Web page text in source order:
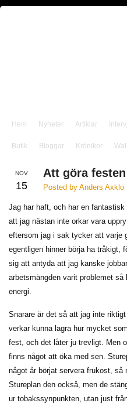
Hem Nyheter Artiklar
Butik Bloggar Krönikor
NOV
15
Att göra
Posted by Anders Axklo
Jag har haft, och har en
att jag nästan inte orkar vara
eftersom jag i sak tycker att varje
egentligen hinner börja ha tråkigt,
sig att antyda att jag kanske
arbetsmängden varit problemet
energi.
Snarare är det så att jag inte
verkar kunna lagra hur mycket
fest, och det låter ju trevligt. Men
finns något att öka med sen.
något år börjat servera frukost, så
Stureplan den också, men de
ur tobakssynpunkten, utan just